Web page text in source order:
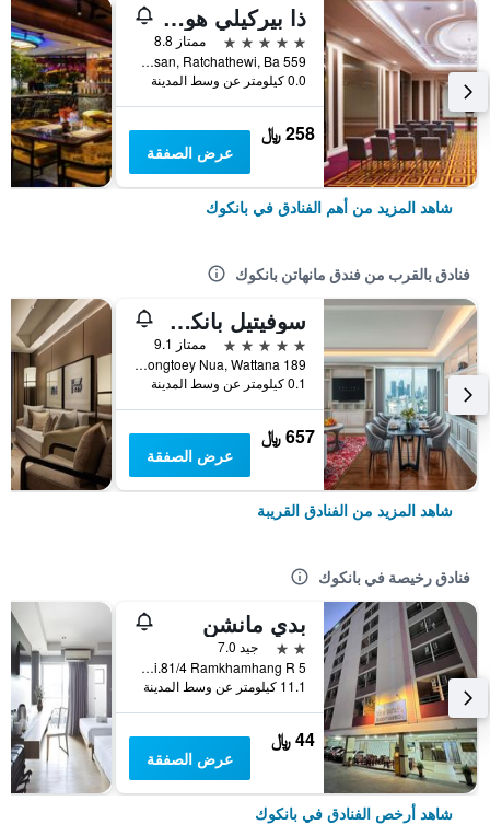
ذا بيركيلي هوتل براتونام
5 نجوم
ممتاز 8.8
559 Ratcharaprarop Rd., Makkasan, Ratchathewi, Ba, بانكوك, تايلاند
0.0 كيلومتر عن وسط المدينة
258 ﷼
عرض الصفقة
شاهد المزيد من أهم الفنادق في بانكوك
فنادق بالقرب من فندق مانهاتن بانكوك
سوفيتيل بانكوك سوكومفيت
5 نجوم
ممتاز 9.1
189 Sukhumvit Road Soi 13-15, Klongtoey Nua, Wattana, بانكوك, تايلاند
0.1 كيلومتر عن وسط المدينة
657 ﷼
عرض الصفقة
شاهد المزيد من الفنادق القريبة
فنادق رخيصة في بانكوك
بدي مانشن
2 نجمتين
جيد 7.0
5 Soi.81/4 Ramkhamhang R., بانكوك, تايلاند
11.1 كيلومتر عن وسط المدينة
44 ﷼
عرض الصفقة
شاهد أرخص الفنادق في بانكوك